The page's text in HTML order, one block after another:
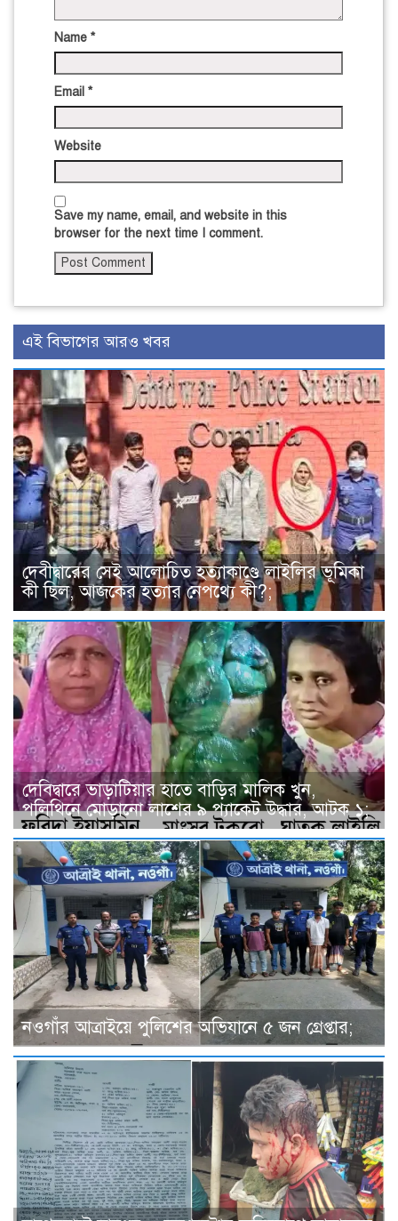
Name *
Email *
Website
Save my name, email, and website in this
browser for the next time I comment.
এই বিভাগের আরও খবর
দেবীদ্বারের সেই আলোচিত হত্যাকাণ্ডে লাইলির ভূমিকা
কী ছিল, আজকের হত্যার নেপথ্যে কী?;
দেবিদ্বারে ভাড়াটিয়ার হাতে বাড়ির মালিক খুন,
পলিথিনে মোড়ানো লাশের ৯ প্যাকেট উদ্ধার, আটক ১;
নওগাঁর আত্রাইয়ে পুলিশের অভিযানে ৫ জন গ্রেপ্তার;